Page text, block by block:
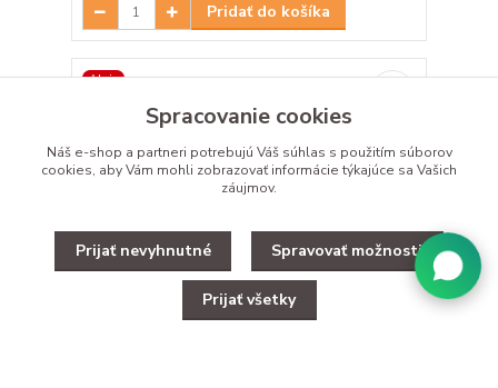
Pridať do košíka
Akcia
Spracovanie cookies
Náš e-shop a partneri potrebujú Váš súhlas s použitím súborov
cookies, aby Vám mohli zobrazovať informácie týkajúce sa Vašich
záujmov.
Prijať nevyhnutné Spravovať možnosti
Prijať všetky